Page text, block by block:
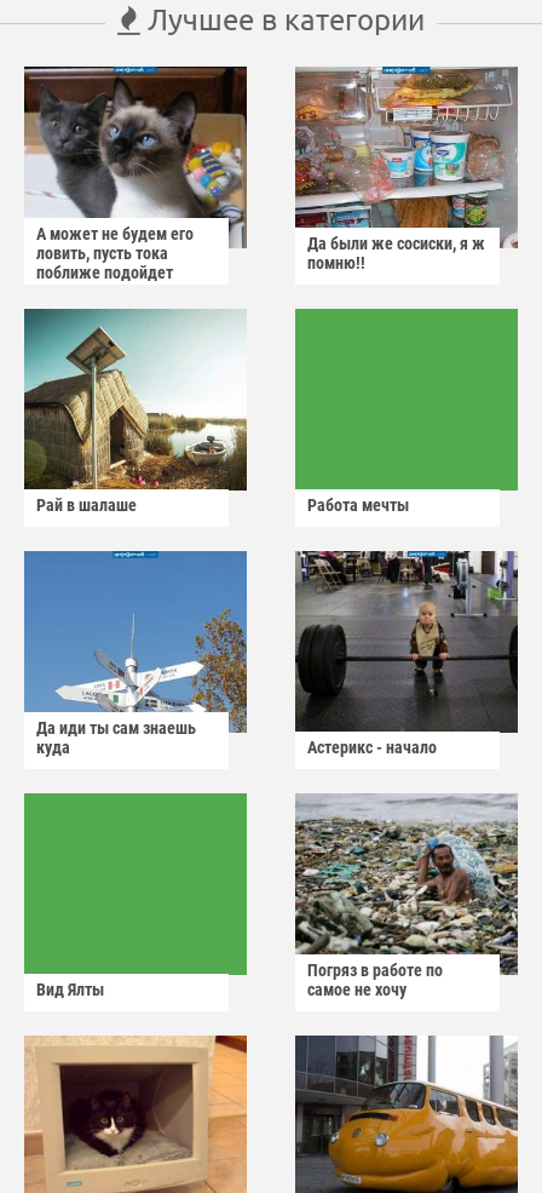
Лучшее в категории
А может не будем его
ловить, пусть тока
поближе подойдет
Да были же сосиски, я ж
помню!!
Рай в шалаше Работа мечты
Да иди ты сам знаешь
куда
Астерикс - начало
Вид Ялты
Погряз в работе по
самое не хочу